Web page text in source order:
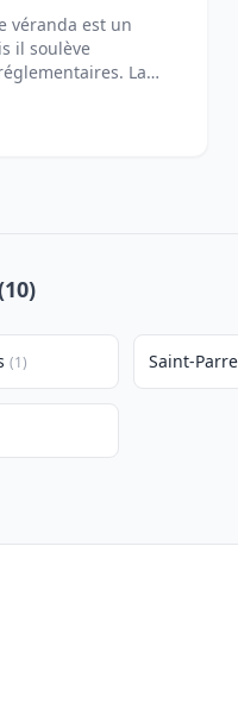
véranda est un
il soulève
La
(1) Saint-